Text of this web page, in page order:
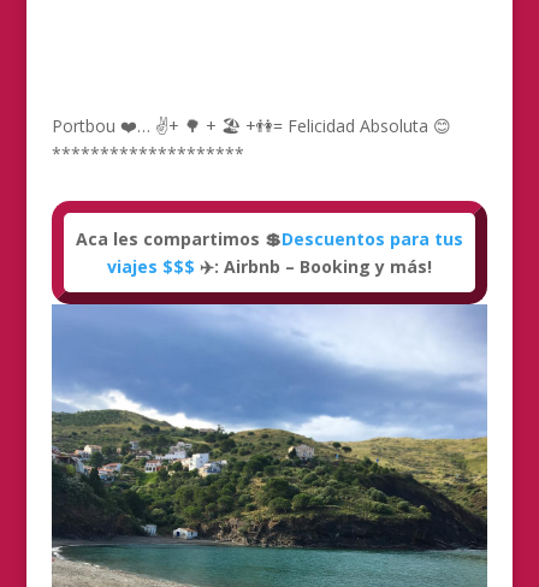
Portbou ❤️… ✌️+ 🌳 + 🏖 +👫= Felicidad Absoluta 😊
********************
Aca les compartimos 💲Descuentos para tus
viajes $$$ ✈️: Airbnb – Booking y más!